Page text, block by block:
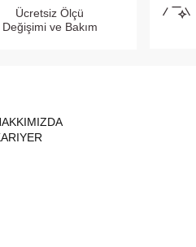
Ücretsiz Ölçü
Değişimi ve Bakım